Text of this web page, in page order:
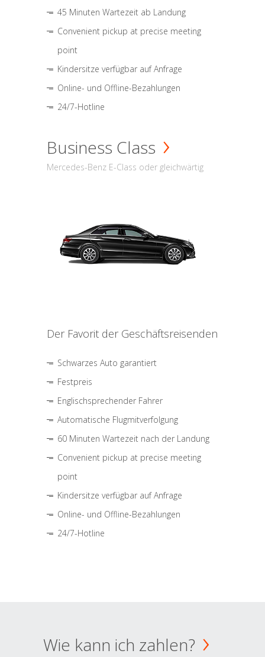
45 Minuten Wartezeit ab Landung
Convenient pickup at precise meeting
point
Kindersitze verfügbar auf Anfrage
Online- und Offline-Bezahlungen
24/7-Hotline
Business Class
Mercedes-Benz E-Class oder gleichwärtig
Der Favorit der Geschäftsreisenden
Schwarzes Auto garantiert
Festpreis
Englischsprechender Fahrer
Automatische Flugmitverfolgung
60 Minuten Wartezeit nach der Landung
Convenient pickup at precise meeting
point
Kindersitze verfügbar auf Anfrage
Online- und Offline-Bezahlungen
24/7-Hotline
Wie kann ich zahlen?